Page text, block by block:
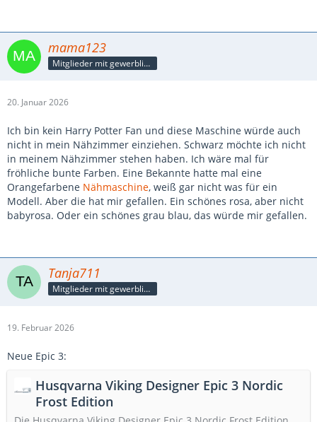
mama123
Mitglieder mit gewerblicher Verbindung, auch als Mitarbeiter/in
20. Januar 2026
Ich bin kein Harry Potter Fan und diese Maschine würde auch
nicht in mein Nähzimmer einziehen. Schwarz möchte ich nicht
in meinem Nähzimmer stehen haben. Ich wäre mal für
fröhliche bunte Farben. Eine Bekannte hatte mal eine
Orangefarbene Nähmaschine, weiß gar nicht was für ein
Modell. Aber die hat mir gefallen. Ein schönes rosa, aber nicht
babyrosa. Oder ein schönes grau blau, das würde mir gefallen.
Tanja711
Mitglieder mit gewerblicher Verbindung, auch als Mitarbeiter/in
19. Februar 2026
Neue Epic 3:
Husqvarna Viking Designer Epic 3 Nordic
Frost Edition